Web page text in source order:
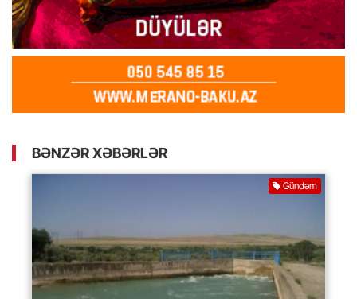
BƏNZƏR XƏBƏRLƏR
Gündəm